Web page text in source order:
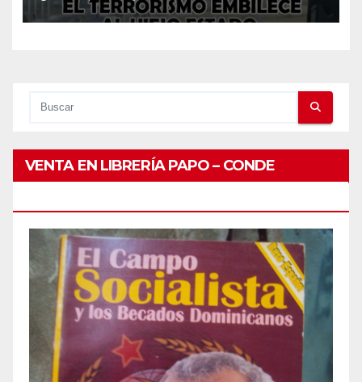
Criminal Del Trump
Ecuatoriano Noboa!
VENTA EN LIBRERÍA PAPO – CONDE